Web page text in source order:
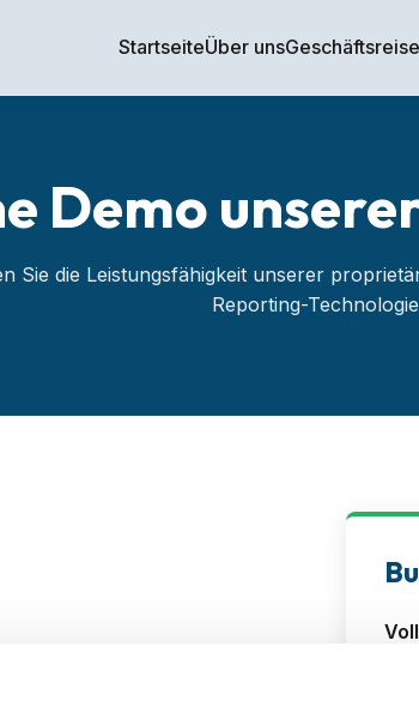
StartseiteÜber uns
Demo
Sie die Leistungsfähigkeit unserer
Reporting-